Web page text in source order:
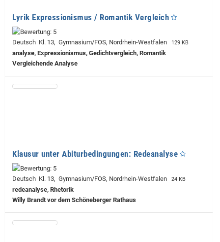
Lyrik Expressionismus / Romantik Vergleich
Deutsch Kl. 13, Gymnasium/FOS, Nordrhein-Westfalen 129 KB
analyse, Expressionismus, Gedichtvergleich, Romantik
Vergleichende Analyse
Klausur unter Abiturbedingungen: Redeanalyse
Deutsch Kl. 13, Gymnasium/FOS, Nordrhein-Westfalen 24 KB
redeanalyse, Rhetorik
Willy Brandt vor dem Schöneberger Rathaus